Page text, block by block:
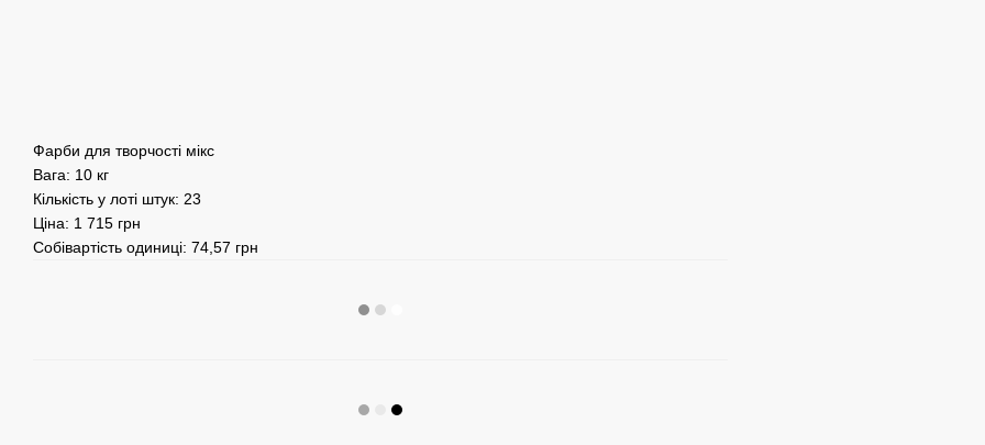
Фарби для творчості мікс
Вага: 10 кг
Кількість у лоті штук: 23
Ціна: 1 715 грн
Собівартість одиниці: 74,57 грн